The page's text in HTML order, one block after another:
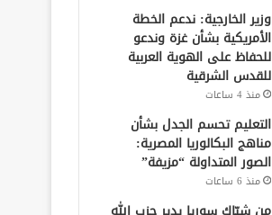
وزير الخارجية: ندعم الخطة
الأمريكية بشأن غزة وندعو
للحفاظ على الهوية العربية
للقدس الشرقية
منذ 4 ساعات
التعليم تحسم الجدل بشأن
مناهج البكالوريا المصرية:
الصور المتداولة “مزيفة”
منذ 6 ساعات